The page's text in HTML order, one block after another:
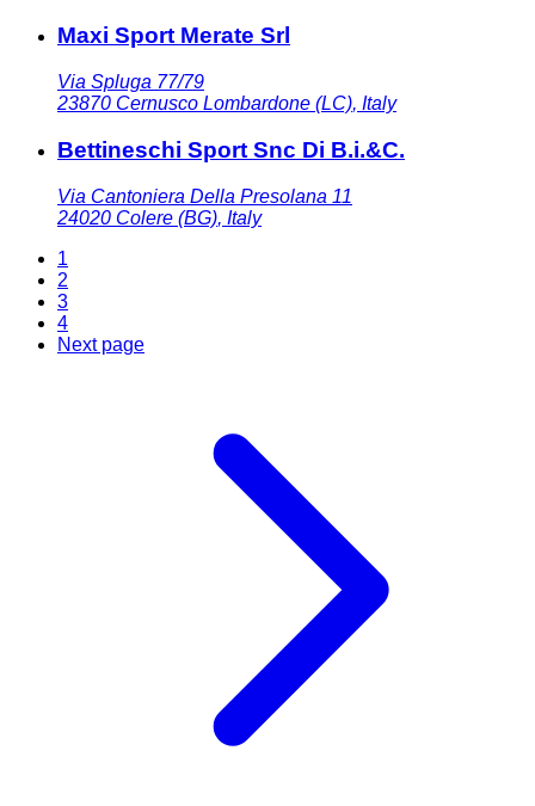
Maxi Sport Merate Srl
Via Spluga 77/79
23870 Cernusco Lombardone (LC), Italy
Bettineschi Sport Snc Di B.i.&C.
Via Cantoniera Della Presolana 11
24020 Colere (BG), Italy
1
2
3
4
Next page